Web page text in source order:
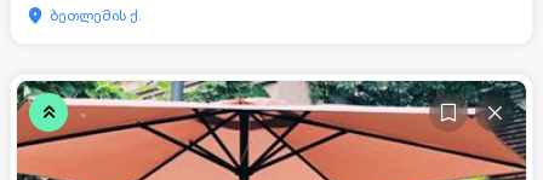
ბეთლემის ქ.